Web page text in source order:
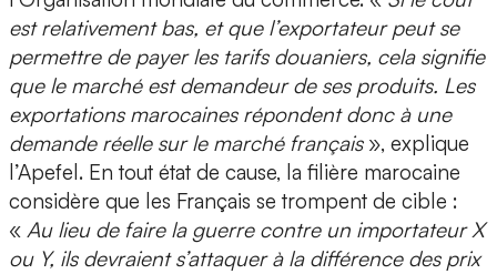
est relativement bas, et que l’exportateur peut se
permettre de payer les tarifs douaniers, cela signifie
que le marché est demandeur de ses produits. Les
exportations marocaines répondent donc à une
demande réelle sur le marché français», explique
l’Apefel. En tout état de cause, la filière marocaine
considère que les Français se trompent de cible :
« Au lieu de faire la guerre contre un importateur X
ou Y, ils devraient s’attaquer à la différence des prix